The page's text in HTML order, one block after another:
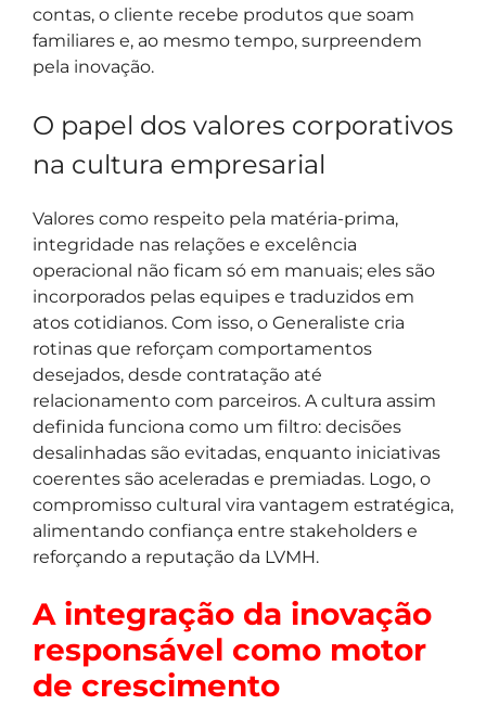
contas, o cliente recebe produtos que soam
familiares e, ao mesmo tempo, surpreendem
pela inovação.
O papel dos valores corporativos
na cultura empresarial
Valores como respeito pela matéria-prima,
integridade nas relações e excelência
operacional não ficam só em manuais; eles são
incorporados pelas equipes e traduzidos em
atos cotidianos. Com isso, o Generaliste cria
rotinas que reforçam comportamentos
desejados, desde contratação até
relacionamento com parceiros. A cultura assim
definida funciona como um filtro: decisões
desalinhadas são evitadas, enquanto iniciativas
coerentes são aceleradas e premiadas. Logo, o
compromisso cultural vira vantagem estratégica,
alimentando confiança entre stakeholders e
reforçando a reputação da LVMH.
A integração da inovação
responsável como motor
de crescimento